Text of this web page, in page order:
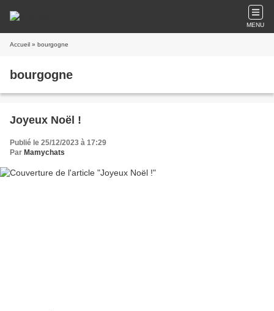
MENU
Accueil » bourgogne
bourgogne
Joyeux Noël !
Publié le 25/12/2023 à 17:29
Par Mamychats